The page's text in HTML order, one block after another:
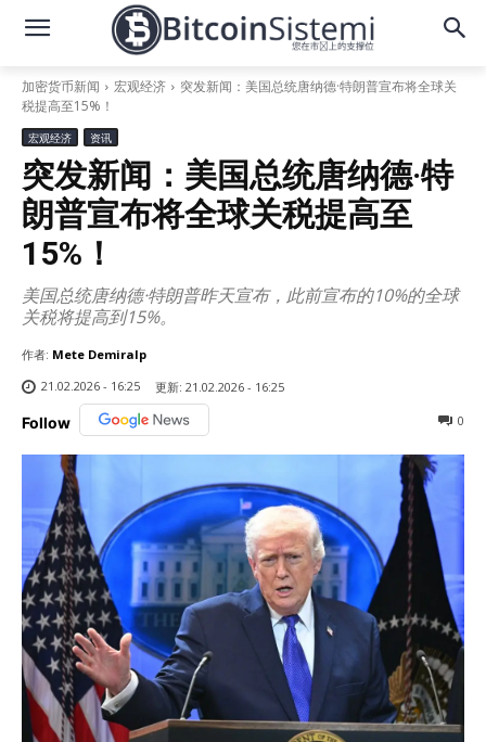
加密货币新闻 宏观经济
突发新闻：美国总统唐纳德·特朗普宣布将全球关
税提高至15%！
宏观经济 资讯
突发新闻：美国总统唐纳德·特
朗普宣布将全球关税提高至
15%！
美国总统唐纳德·特朗普昨天宣布，此前宣布的10%的全球
关税将提高到15%。
作者: Mete Demiralp
21.02.2026 - 16:25
更新: 21.02.2026 - 16:25
Follow 0